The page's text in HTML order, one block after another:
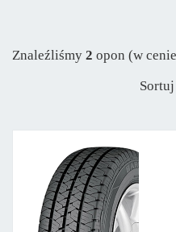
Znaleźliśmy 2 opon (w